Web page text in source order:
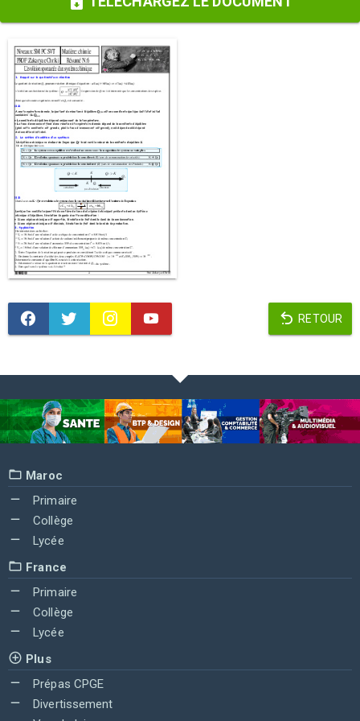
RETOUR
Maroc
Primaire
Collège
Lycée
France
Primaire
Collège
Lycée
Plus
Prépas CPGE
Divertissement